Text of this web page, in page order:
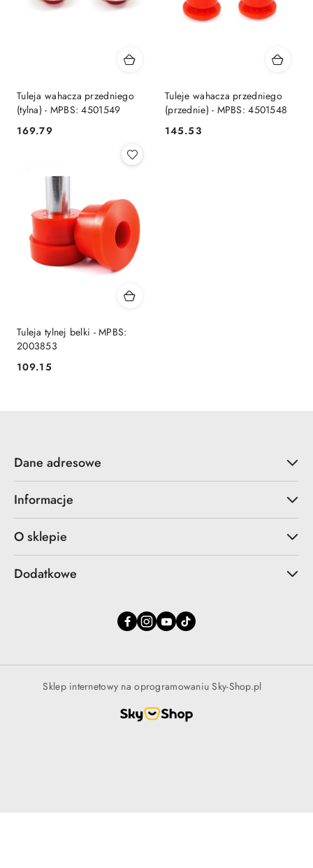
Tuleja wahacza przedniego
(tylna) - MPBS: 4501549
Cena:
169.79
Tuleje wahacza przedniego
(przednie) - MPBS: 4501548
Cena:
145.53
Tuleja tylnej belki - MPBS:
2003853
Cena:
109.15
Dane adresowe
Informacje
O sklepie
Dodatkowe
Sklep internetowy na oprogramowaniu Sky-Shop.pl